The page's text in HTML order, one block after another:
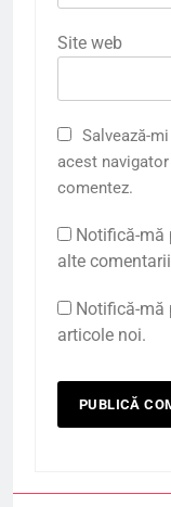
Site web
Salvează-
acest
comentez.
Notifică-mă
alte
Notifică-mă
articole noi.